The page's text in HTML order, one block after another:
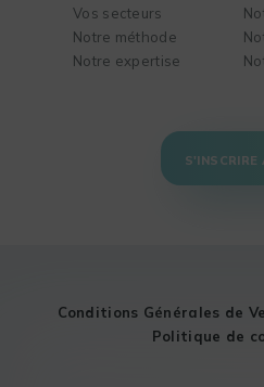
Vos secteurs
Notre méthode
Notre expertise
Conditions Générales de
Politique de